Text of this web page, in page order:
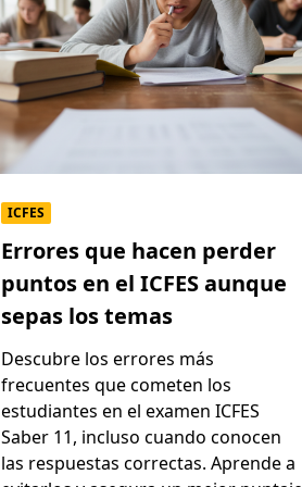
ICFES
Errores que hacen perder
puntos en el ICFES aunque
sepas los temas
Descubre los errores más
frecuentes que cometen los
estudiantes en el examen ICFES
Saber 11, incluso cuando conocen
las respuestas correctas. Aprende a